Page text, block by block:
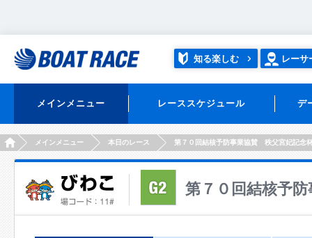
知る楽しむ レーサ
メインメニュー レーススケジュール デ
HOMEメインメニュー 本日のレース 第７０回結核予防事業協賛 秩父宮妃記念
第７０回結核予